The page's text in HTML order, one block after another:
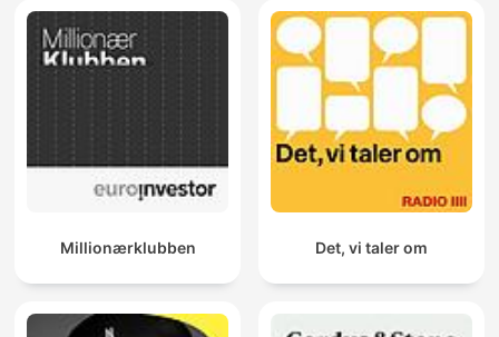
Millionærklubben Det, vi taler om